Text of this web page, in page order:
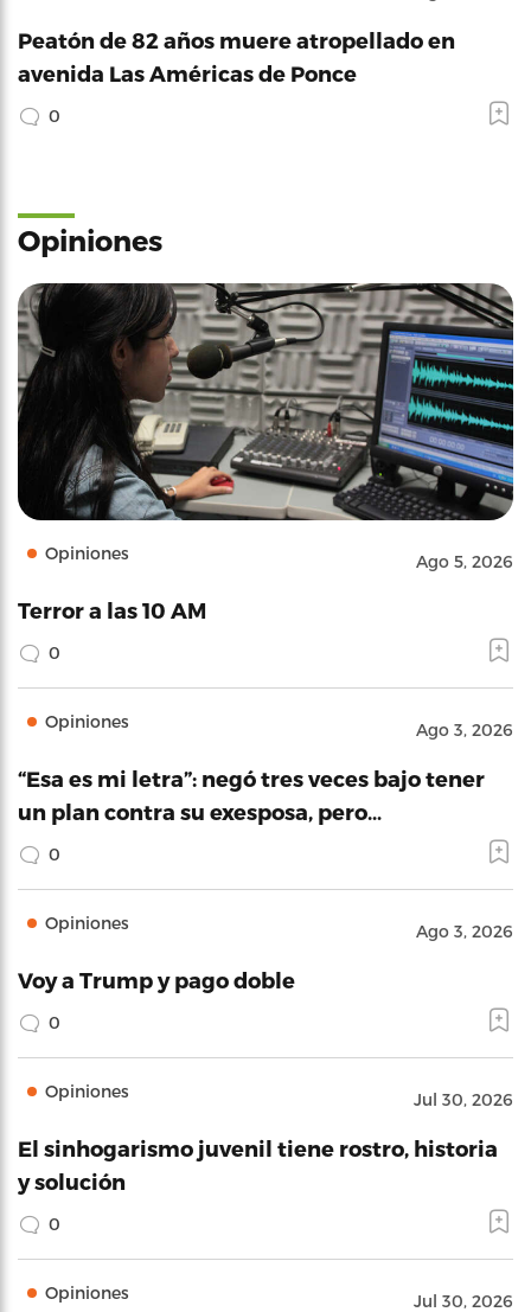
Peatón de 82 años muere atropellado en
avenida Las Américas de Ponce
0
Opiniones
Opiniones Ago 5, 2026
Terror a las 10 AM
0
Opiniones Ago 3, 2026
“Esa es mi letra”: negó tres veces bajo tener
un plan contra su exesposa, pero…
0
Opiniones Ago 3, 2026
Voy a Trump y pago doble
0
Opiniones Jul 30, 2026
El sinhogarismo juvenil tiene rostro, historia
y solución
0
Opiniones Jul 30, 2026